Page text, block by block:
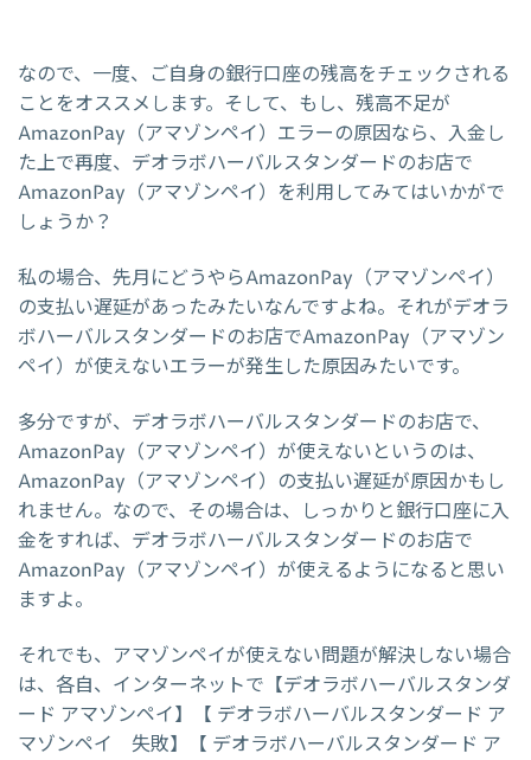
なので、一度、ご自身の銀行口座の残高をチェックされる
ことをオススメします。そして、もし、残高不足が
AmazonPay（アマゾンペイ）エラーの原因なら、入金し
た上で再度、デオラボハーバルスタンダードのお店で
AmazonPay（アマゾンペイ）を利用してみてはいかがで
しょうか？
私の場合、先月にどうやらAmazonPay（アマゾンペイ）
の支払い遅延があったみたいなんですよね。それがデオラ
ボハーバルスタンダードのお店でAmazonPay（アマゾン
ペイ）が使えないエラーが発生した原因みたいです。
多分ですが、デオラボハーバルスタンダードのお店で、
AmazonPay（アマゾンペイ）が使えないというのは、
AmazonPay（アマゾンペイ）の支払い遅延が原因かもし
れません。なので、その場合は、しっかりと銀行口座に入
金をすれば、デオラボハーバルスタンダードのお店で
AmazonPay（アマゾンペイ）が使えるようになると思い
ますよ。
それでも、アマゾンペイが使えない問題が解決しない場合
は、各自、インターネットで【デオラボハーバルスタンダ
ード アマゾンペイ】【 デオラボハーバルスタンダード ア
マゾンペイ 失敗】【 デオラボハーバルスタンダード ア